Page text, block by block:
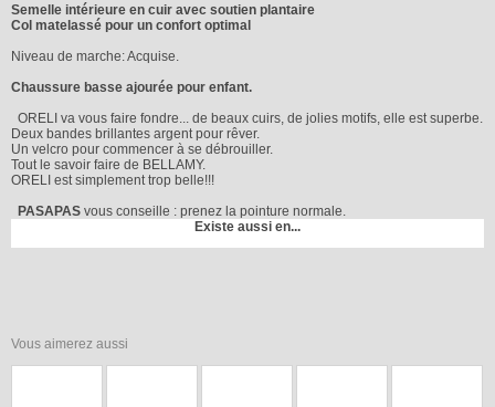
Semelle intérieure en cuir avec soutien plantaire
Col matelassé pour un confort optimal
Niveau de marche: Acquise.
Chaussure basse ajourée pour enfant.
ORELI va vous faire fondre... de beaux cuirs, de jolies motifs, elle est superbe.
Deux bandes brillantes argent pour rêver.
Un velcro pour commencer à se débrouiller.
Tout le savoir faire de BELLAMY.
ORELI est simplement trop belle!!!
PASAPAS vous conseille : prenez la pointure normale.
Existe aussi en...
Vous aimerez aussi